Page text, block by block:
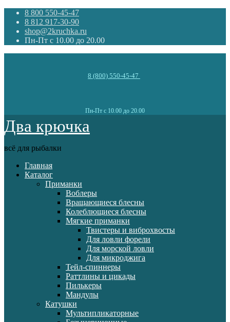
8 800 550-45-47
8 812 917-30-90
shop@2kruchka.ru
Пн-Пт с 10.00 до 20.00
8 (800) 550-45-47
Пн-Пт с 10.00 до 20.00
Два крючка
всё для рыбалки
Главная
Каталог
Приманки
Воблеры
Вращающиеся блесны
Колеблющиеся блесны
Мягкие приманки
Твистеры и виброхвосты
Для ловли форели
Для морской ловли
Для микроджига
Тейл-спиннеры
Раттлины и цикады
Пилькеры
Мандулы
Катушки
Мультипликаторные